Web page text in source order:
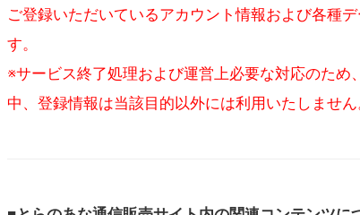
ご登録いただいているアカウント情報および各種
す。
※サービス終了処理および運営上必要な対応のた
中、登録情報は当該目的以外には利用いたしません